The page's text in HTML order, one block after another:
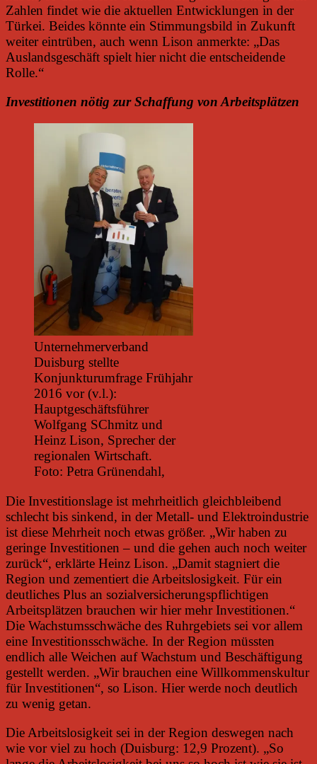
Zahlen findet wie die aktuellen Entwicklungen in der
Türkei. Beides könnte ein Stimmungsbild in Zukunft
weiter eintrüben, auch wenn Lison anmerkte: „Das
Auslandsgeschäft spielt hier nicht die entscheidende
Rolle.“
Investitionen nötig zur Schaffung von Arbeitsplätzen
Unternehmerverband
Duisburg stellte
Konjunkturumfrage Frühjahr
2016 vor (v.l.):
Hauptgeschäftsführer
Wolfgang SChmitz und
Heinz Lison, Sprecher der
regionalen Wirtschaft.
Foto: Petra Grünendahl,
Die Investitionslage ist mehrheitlich gleichbleibend
schlecht bis sinkend, in der Metall- und Elektroindustrie
ist diese Mehrheit noch etwas größer. „Wir haben zu
geringe Investitionen – und die gehen auch noch weiter
zurück“, erklärte Heinz Lison. „Damit stagniert die
Region und zementiert die Arbeitslosigkeit. Für ein
deutliches Plus an sozialversicherungspflichtigen
Arbeitsplätzen brauchen wir hier mehr Investitionen.“
Die Wachstumsschwäche des Ruhrgebiets sei vor allem
eine Investitionsschwäche. In der Region müssten
endlich alle Weichen auf Wachstum und Beschäftigung
gestellt werden. „Wir brauchen eine Willkommenskultur
für Investitionen“, so Lison. Hier werde noch deutlich
zu wenig getan.
Die Arbeitslosigkeit sei in der Region deswegen nach
wie vor viel zu hoch (Duisburg: 12,9 Prozent). „So